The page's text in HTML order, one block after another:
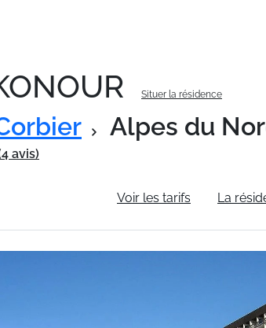
Situer la résidence
Alpes du
avis)
Voir les tarifs La